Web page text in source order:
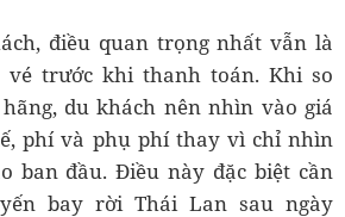
điều quan trọng nhất vẫn là
trước khi thanh toán. Khi so
du khách nên nhìn vào giá
phí và phụ phí thay vì chỉ nhìn
ban đầu. Điều này đặc biệt cần
bay rời Thái Lan sau ngày